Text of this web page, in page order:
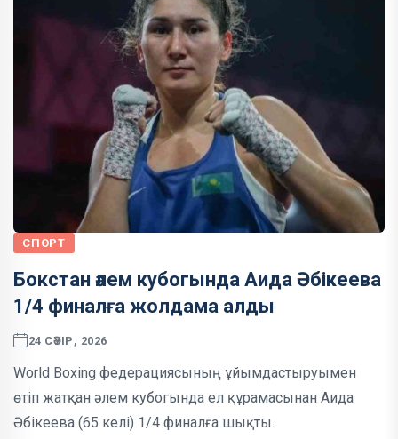
СПОРТ
Бокстан әлем кубогында Аида Әбікеева
1/4 финалға жолдама алды
24 СӘУІР, 2026
World Boxing федерациясының ұйымдастыруымен
өтіп жатқан әлем кубогында ел құрамасынан Аида
Әбікеева (65 келі) 1/4 финалға шықты.